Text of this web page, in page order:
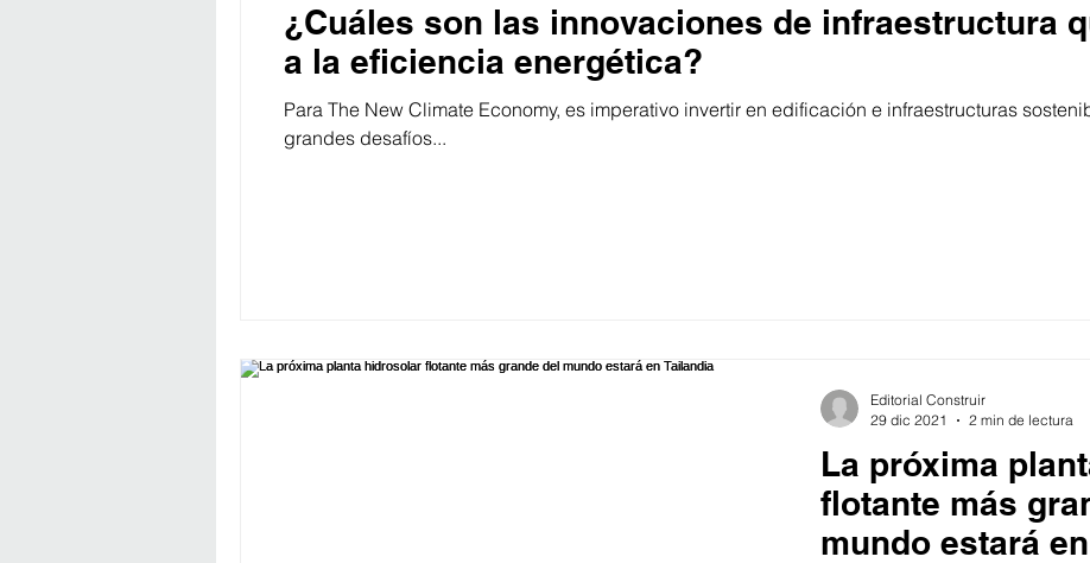
¿Cuáles son las innovaciones de infraestructura
a la eficiencia energética?
Para The New Climate Economy, es imperativo invertir en edificación e infraestructuras
grandes desafíos...
La próxima
flotante más
mundo estará
Editorial Construir
29 dic 2021
2 min de lectura